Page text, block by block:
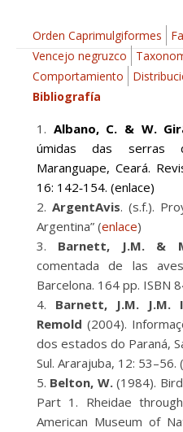
Orden Caprimulgiformes
Vencejo negruzco
Comportamiento
Bibliografía
Albano, C. & W.
úmidas das serras
Maranguape, Ceará.
16: 142‐154. (enlace)
ArgentAvis. (s.f.).
Argentina” (enlace)
Barnett, J.M. &
comentada de las
Barcelona. 164 pp. ISBN
Barnett, J.M. J.M.
Remold (2004).
dos estados do Paraná,
Sul. Ararajuba, 12: 53–56. (
Belton, W.(1984).
Part 1. Rheidae
American Museum of